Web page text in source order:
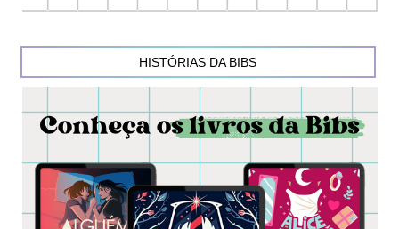
HISTÓRIAS DA BIBS